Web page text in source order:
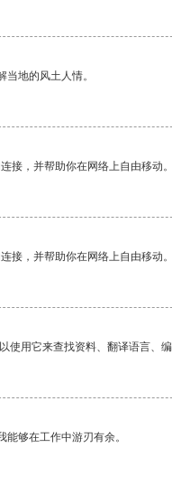
地的风土人情。
接，并帮助你在网络上自由移动。
接，并帮助你在网络上自由移动。
用它来查找资料、翻译语言、编
够在工作中游刃有余。